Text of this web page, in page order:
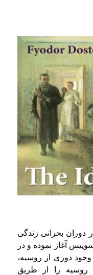
دوران بحرانی زندگی
آغاز نموده و در
وجود دوری از روسیه،
روسیه را از طریق